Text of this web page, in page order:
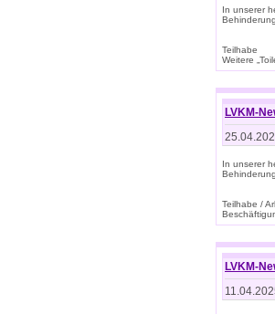
In unserer
Teilhabe
Weitere
LVKM-
In unserer
Teilhabe /
LVKM-